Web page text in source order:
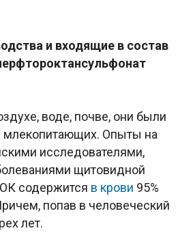
и входящие в состав
воде, почве, они были
млекопитающих. Опыты на
исследователями,
щитовидной
содержится в крови 95%
попав в человеческий
лет.